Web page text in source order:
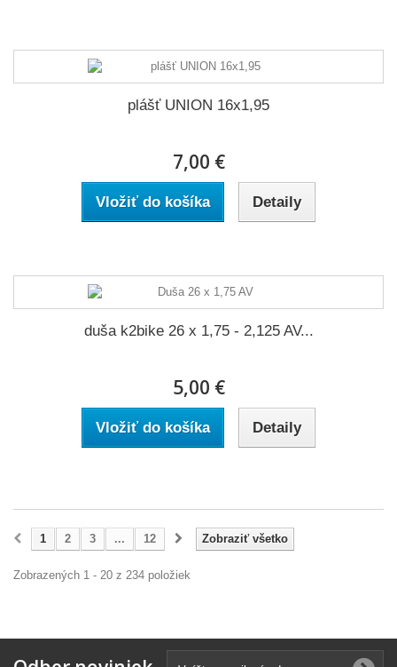
plášť UNION 16x1,95
7,00 €
Vložiť do košíka Detaily
duša k2bike 26 x 1,75 - 2,125 AV...
5,00 €
Vložiť do košíka Detaily
Zobraziť všetko
1 2 3 ... 12
Zobrazených 1 - 20 z 234 položiek